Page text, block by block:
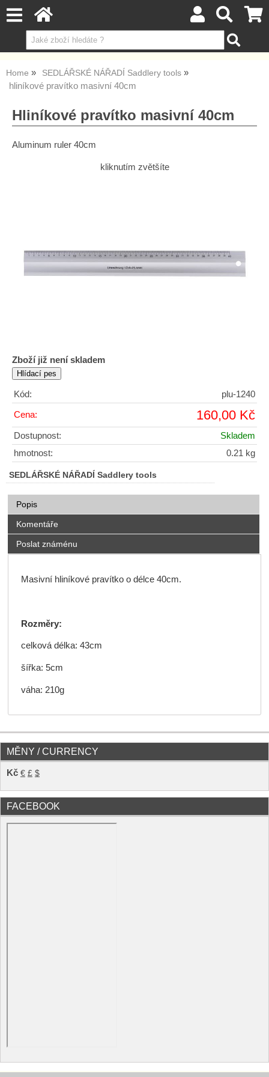
Home SEDLÁŘSKÉ NÁŘADÍ Saddlery tools
hliníkové pravítko masivní 40cm
Hliníkové pravítko masivní 40cm
Aluminum ruler 40cm
kliknutím zvětšíte
Zboží již není skladem
Kód: plu-1240
Cena: 160,00 Kč
Dostupnost:
Skladem
hmotnost:
0.21 kg
SEDLÁŘSKÉ NÁŘADÍ Saddlery tools
Popis
Komentáře
Poslat známénu
Masivní hliníkové pravítko o délce 40cm.
Rozměry:
celková délka: 43cm
šířka: 5cm
váha: 210g
MĚNY / CURRENCY
Kč € £ $
FACEBOOK